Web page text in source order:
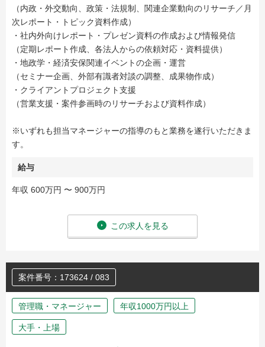
（内政・外交動向、政策・法規制、関連企業動向のリサーチ／月
次レポート・トピック資料作成）
・社内外向けレポート・プレゼン資料の作成および情報発信
（定期レポート作成、各法人からの依頼対応・資料提供）
・地政学・経済安保関連イベントの企画・運営
（セミナー企画、外部有識者対談の調整、成果物作成）
・クライアントプロジェクト支援
（営業支援・案件参画時のリサーチおよび資料作成）
※いずれも担当マネージャーの指導のもと業務を遂行いただきま
す。
給与
年収 600万円 〜 900万円
この求人を見る
案件番号：173624 / 083
管理職・マネージャー 年収1000万円以上
大手・上場